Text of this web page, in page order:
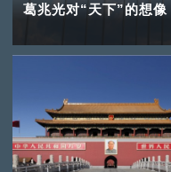
葛兆光对“天下”的想